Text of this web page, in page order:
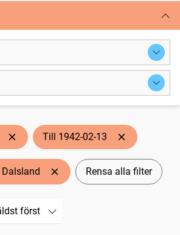
Till 1942-02-13
Rensa alla filter